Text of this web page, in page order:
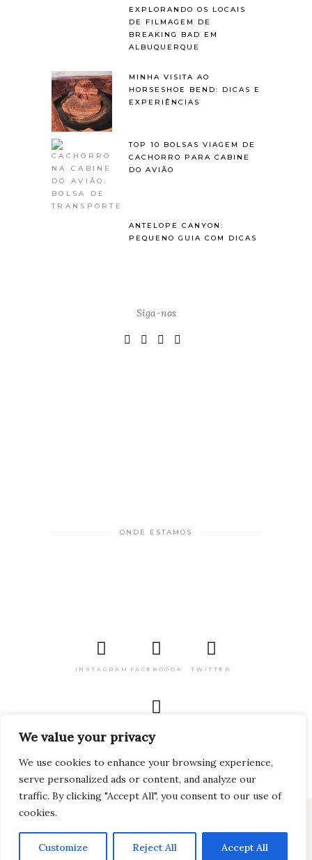
We value your privacy
We use cookies to enhance your browsing experience,
serve personalized ads or content, and analyze our
traffic. By clicking "Accept All", you consent to our use of
cookies.
Customize Reject All Accept All
EXPLORANDO OS LOCAIS
DE FILMAGEM DE
BREAKING BAD EM
ALBUQUERQUE
MINHA VISITA AO
HORSESHOE BEND: DICAS E
EXPERIÊNCIAS
TOP 10 BOLSAS VIAGEM DE
CACHORRO PARA CABINE
DO AVIÃO
ANTELOPE CANYON:
PEQUENO GUIA COM DICAS
Siga-nos
ONDE ESTAMOS
INSTAGRAM FACEBOOOK TWITTER